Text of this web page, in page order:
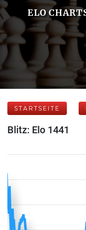
ELO
STARTSEITE
Blitz: Elo 1441